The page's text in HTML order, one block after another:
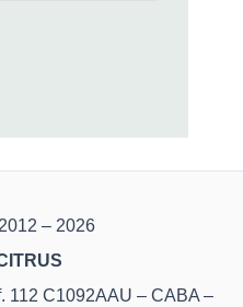
– 2026
112 C1092AAU – CABA –